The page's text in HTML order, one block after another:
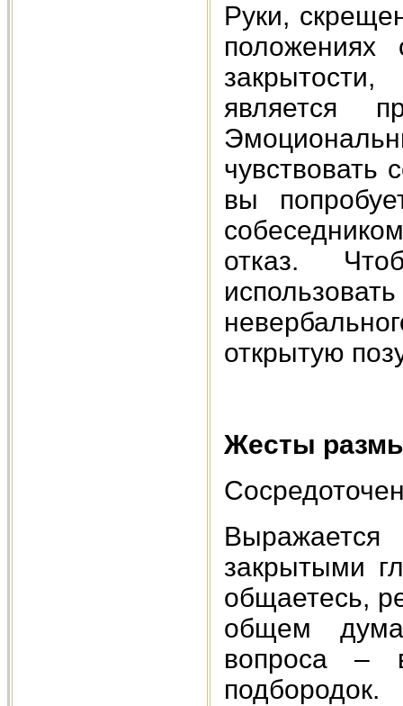
Руки,
является
чувствовать
вы
отказ.
открытую
Жесты
закрытыми
общаетесь,
общем
вопроса –
подбородок.